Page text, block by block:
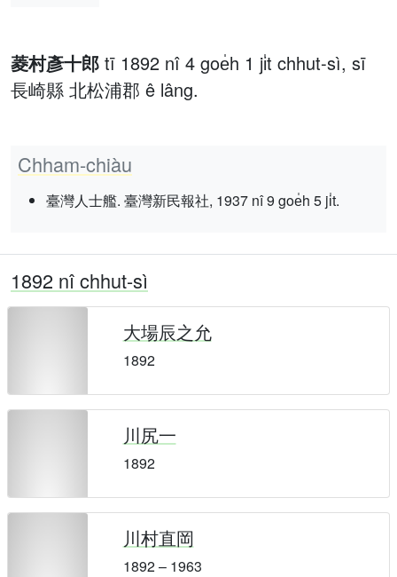
菱村彥十郎 tī 1892 nî 4 goe̍h 1 ji̍t chhut-sì, sī
長崎縣 北松浦郡 ê lâng.
Chham-chiàu
臺灣人士艦. 臺灣新民報社, 1937 nî 9 goe̍h 5 ji̍t.
1892 nî chhut-sì
大場辰之允
1892
川尻一
1892
川村直岡
1892 – 1963